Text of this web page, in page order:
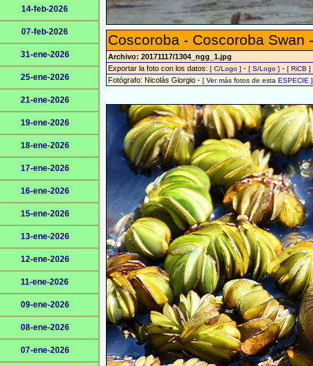
14-feb-2026
07-feb-2026
31-ene-2026
25-ene-2026
21-ene-2026
19-ene-2026
18-ene-2026
17-ene-2026
16-ene-2026
15-ene-2026
13-ene-2026
12-ene-2026
11-ene-2026
09-ene-2026
08-ene-2026
07-ene-2026
Coscoroba - Coscoroba Swan -
Archivo: 20171117/1304_ngg_1.jpg
Exportar la foto con los datos: [ C/Logo ] - [ S/Logo ] - [ RiCB ]
Fotógrafo: Nicolás Giorgio - [ Ver más fotos de esta ESPECIE ]